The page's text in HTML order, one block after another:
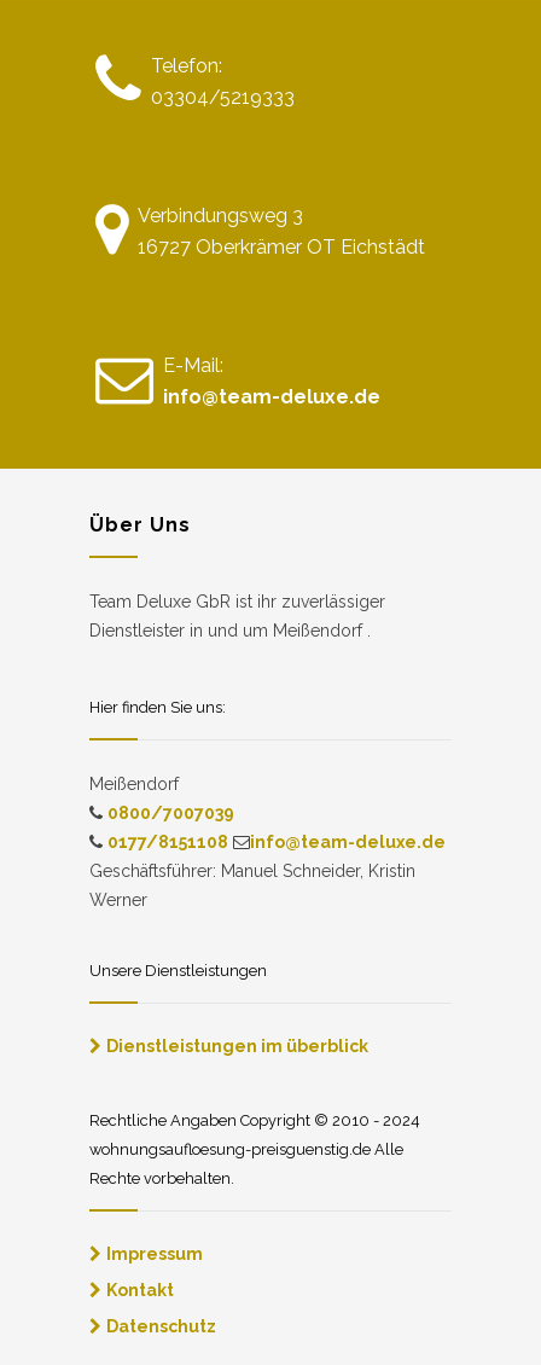
Telefon:
03304/5219333
Verbindungsweg 3
16727 Oberkrämer OT Eichstädt
E-Mail:
info@team-deluxe.de
Über Uns
Team Deluxe GbR ist ihr zuverlässiger
Dienstleister in und um Meißendorf .
Hier finden Sie uns:
Meißendorf
0800/7007039
0177/8151108
info@team-deluxe.de
Geschäftsführer: Manuel Schneider, Kristin
Werner
Unsere Dienstleistungen
Dienstleistungen im überblick
Rechtliche Angaben Copyright © 2010 - 2024
wohnungsaufloesung-preisguenstig.de Alle
Rechte vorbehalten.
Impressum
Kontakt
Datenschutz